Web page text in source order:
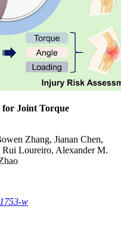
for Joint Torque
Zhang, Jianan Chen,
Loureiro, Alexander M.
w